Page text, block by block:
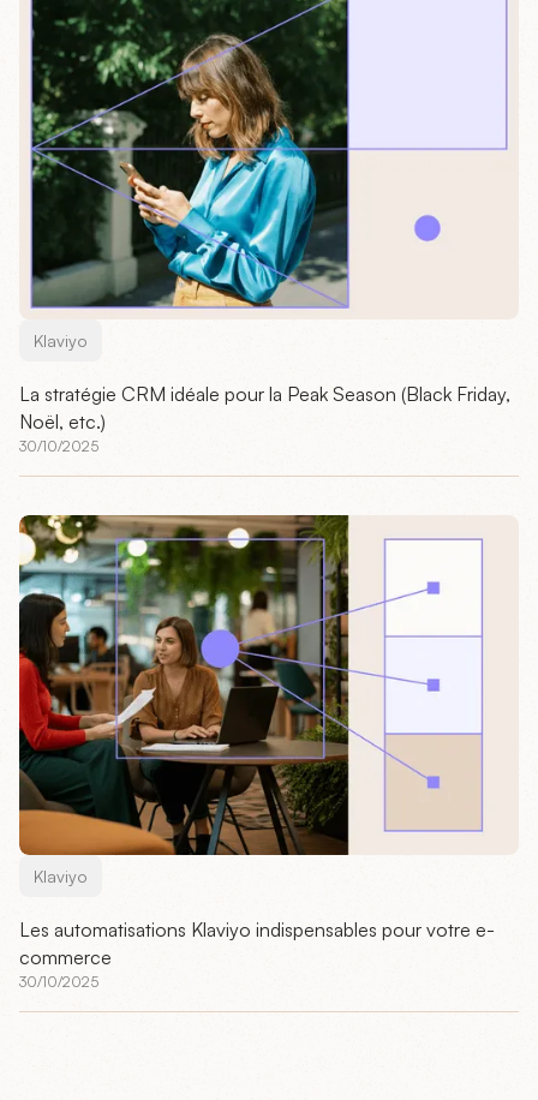
Klaviyo
La stratégie CRM idéale pour la Peak Season (Black Friday,
Noël, etc.)
30/10/2025
Klaviyo
Les automatisations Klaviyo indispensables pour votre e-
commerce
30/10/2025